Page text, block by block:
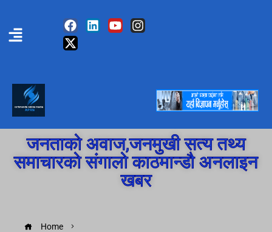
जनताको अवाज,जनमुखी सत्य तथ्य
समाचारको संगालो काठमान्डौ अनलाइन
खबर
Home